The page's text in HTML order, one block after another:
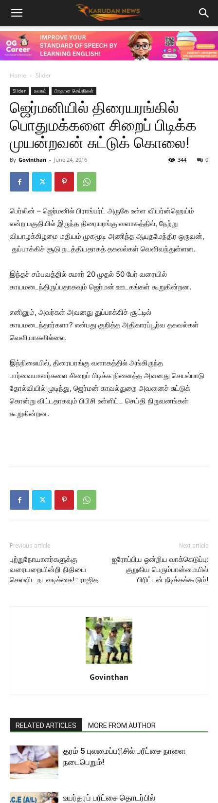
Home Slider
Slider உலகம் பிரதான செய்திகள்
ஜெர்மனியில் திரையரங்கில்
பொதுமக்களை சிறைப் பிடிக்க
முயன்றவன் சுட்டுக் கொலை!
By Govinthan - June 24, 2016 0
344
பெர்லின் – ஜெர்மனில் பிராங்பர்ட் அருகே உள்ள வியர்ன்ஹெய்ம்
என்ற பகுதியில் இருந்த திரையரங்கு வளாகத்தில், நேற்று
வியாழக்கிழமை மதியம் முகமூடி அணிந்த ஆயுதமேந்திர ஒருவன்,
துப்பாக்கிச் சூடு நடத்தியதாகத் தகவல்கள் வெளிவந்துள்ளன.
இந்தச் சம்பவத்தில் சுமார் 20 முதல் 50 பேர் வரையில்
காயமடைந்திருப்பதாகவும் ஜெர்மன் ஊடகங்கள் கூறுகின்றன.
எனினும், அவர்கள் அவனது துப்பாக்கிச் சூட்டில்
காயமடைந்தார்களா? என்பது குறித்த அதிகாரப்பூர்வ தகவல்கள்
வெளியாகவில்லை.
இந்நிலையில், திரையரங்கு வளாகத்தில் அங்கிருந்த
பார்வையாளர்களை சிறைப் பிடிக்க நினைத்த அவனது செயல்பாடு
தோல்வியில் முடிந்து, ஜெர்மன் காவல்துறை அவனைச் சுட்டுக்
கொன்று விட்டதாகவும் பிபிசி உள்ளிட்ட செய்தி நிறுவனங்கள்
கூறுகின்றன.
Previous article
புற்றுநோயாளர்களுக்கு
வரையறையின்றி நிதியை
செலவிட நடவடிக்கை! : ராஜித
Next article
ஐரோப்பிய ஒன்றிய வாக்கெடுப்பு:
குறுகிய பெரும்பான்மையில்
பிரிட்டன் நீடிக்கக்கூடும்!
Govinthan
RELATED ARTICLES MORE FROM AUTHOR
தரம் 5 புலமைப்பரிசில் பரீட்சை நாளை
நடைபெறும்!
உயர்தரப் பரீட்சை தொடர்பில்